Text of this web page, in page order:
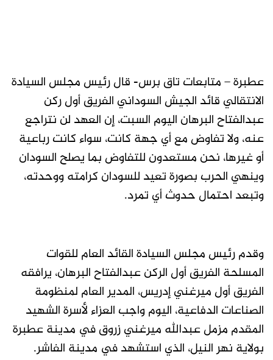
عطبرة – متابعات تاق برس- قال رئيس مجلس السيادة
الانتقالي قائد الجيش السوداني الفريق أول ركن
عبدالفتاح البرهان اليوم السبت، إن العهد لن نتراجع
عنه، ولا تفاوض مع أي جهة كانت، سواء كانت رباعية
أو غيرها، نحن مستعدون للتفاوض بما يصلح السودان
وينهي الحرب بصورة تعيد للسودان كرامته ووحدته،
وتبعد احتمال حدوث أي تمرد.
وقدم رئيس مجلس السيادة القائد العام للقوات
المسلحة الفريق أول الركن عبدالفتاح البرهان، يرافقه
الفريق أول ميرغني إدريس، المدير العام لمنظومة
الصناعات الدفاعية، اليوم واجب العزاء لأسرة الشهيد
المقدم مزمل عبدالله ميرغني زروق في مدينة عطبرة
بولاية نهر النيل، الذي استشهد في مدينة الفاشر.